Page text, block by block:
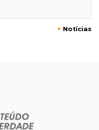
plantações
mas avança às
+ Notícias